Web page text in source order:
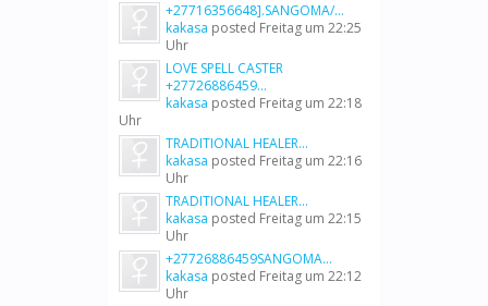
+27716356648].SANGOMA/...
kakasa posted Freitag um 22:25
Uhr
LOVE SPELL CASTER
+27726886459...
kakasa posted Freitag um 22:18
Uhr
TRADITIONAL HEALER...
kakasa posted Freitag um 22:16
Uhr
TRADITIONAL HEALER...
kakasa posted Freitag um 22:15
Uhr
+27726886459SANGOMA...
kakasa posted Freitag um 22:12
Uhr